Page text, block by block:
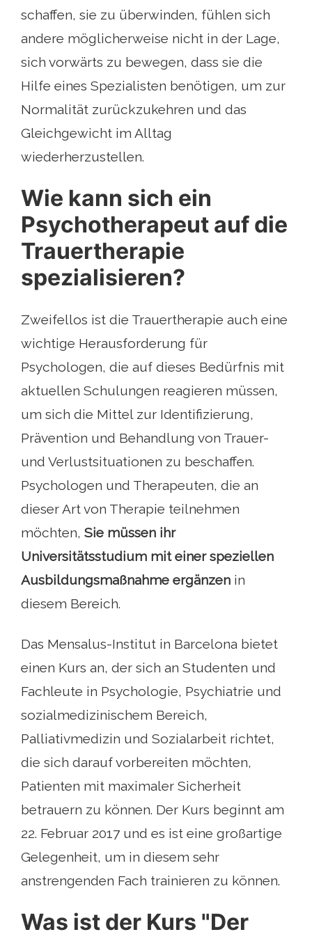
schaffen, sie zu überwinden, fühlen sich
andere möglicherweise nicht in der Lage,
sich vorwärts zu bewegen, dass sie die
Hilfe eines Spezialisten benötigen, um zur
Normalität zurückzukehren und das
Gleichgewicht im Alltag
wiederherzustellen.
Wie kann sich ein
Psychotherapeut auf die
Trauertherapie
spezialisieren?
Zweifellos ist die Trauertherapie auch eine
wichtige Herausforderung für
Psychologen, die auf dieses Bedürfnis mit
aktuellen Schulungen reagieren müssen,
um sich die Mittel zur Identifizierung,
Prävention und Behandlung von Trauer-
und Verlustsituationen zu beschaffen.
Psychologen und Therapeuten, die an
dieser Art von Therapie teilnehmen
möchten, Sie müssen ihr
Universitätsstudium mit einer speziellen
Ausbildungsmaßnahme ergänzen in
diesem Bereich.
Das Mensalus-Institut in Barcelona bietet
einen Kurs an, der sich an Studenten und
Fachleute in Psychologie, Psychiatrie und
sozialmedizinischem Bereich,
Palliativmedizin und Sozialarbeit richtet,
die sich darauf vorbereiten möchten,
Patienten mit maximaler Sicherheit
betrauern zu können. Der Kurs beginnt am
22. Februar 2017 und es ist eine großartige
Gelegenheit, um in diesem sehr
anstrengenden Fach trainieren zu können.
Was ist der Kurs "Der